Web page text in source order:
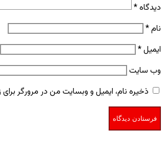
دیدگاه*
نام*
ایمیل*
وب‌ سایت
ذخیره نام، ایمیل و وبسایت من در مرورگر